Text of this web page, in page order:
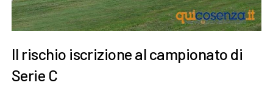
Il rischio iscrizione al campionato di
Serie C